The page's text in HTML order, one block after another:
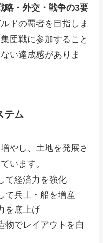
略・外交・戦争の3要
ドの覇者を目指しま
団戦に参加すること
い達成感がありま
テム
やし、土地を発展さ
います。
て経済力を強化
て兵士・船を増産
を底上げ
物でレイアウトを自